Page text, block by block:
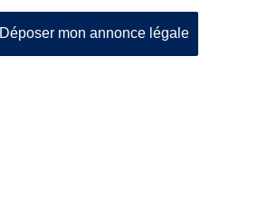
Déposer mon annonce légale